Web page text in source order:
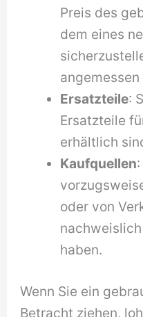
Preis des
dem eines
angemessen
Ersatzteile:
Ersatzteile
erhältlich
Kaufquellen
oder von
haben.
Wenn Sie ein
Betracht ziehen,